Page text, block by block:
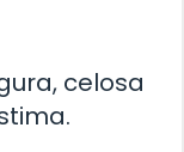
celosa